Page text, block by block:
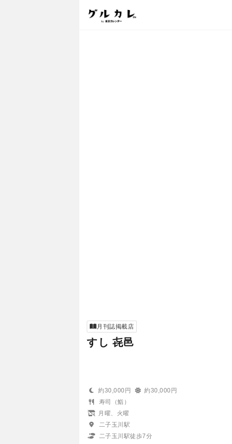
月刊誌掲載店
すし 㐂邑
約30,000円
約30,000円
寿司（鮨）
月曜、火曜
二子玉川駅
二子玉川駅徒歩7分